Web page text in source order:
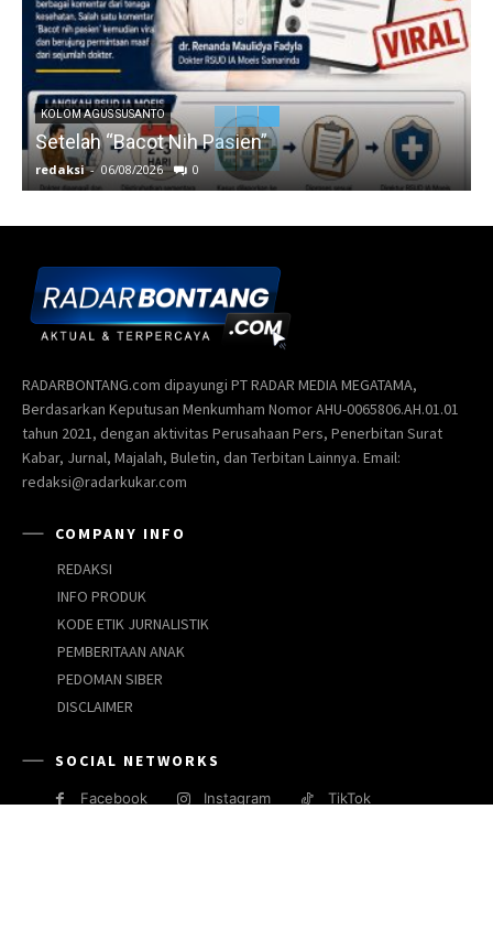
KOLOM AGUS SUSANTO
Setelah “Bacot Nih Pasien”
redaksi - 06/08/2026 0
RADARBONTANG.com dipayungi PT RADAR MEDIA MEGATAMA,
Berdasarkan Keputusan Menkumham Nomor AHU-0065806.AH.01.01
tahun 2021, dengan aktivitas Perusahaan Pers, Penerbitan Surat
Kabar, Jurnal, Majalah, Buletin, dan Terbitan Lainnya. Email:
redaksi@radarkukar.com
COMPANY INFO
REDAKSI
INFO PRODUK
KODE ETIK JURNALISTIK
PEMBERITAAN ANAK
PEDOMAN SIBER
DISCLAIMER
SOCIAL NETWORKS
Facebook Instagram TikTok